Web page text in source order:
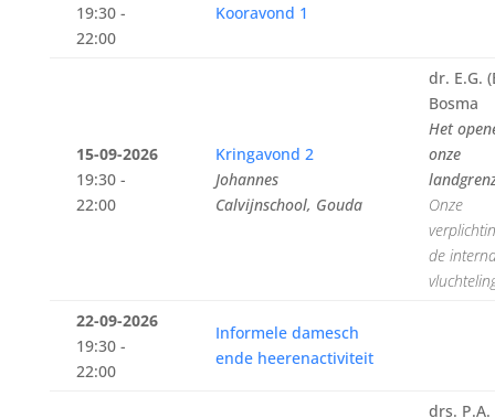
19:30 -
22:00
Kooravond 1
15-09-2026
19:30 -
22:00
Kringavond 2
Johannes
Calvijnschool, Gouda
dr. E.G.
Bosma
Het
onze
Onze
de
22-09-2026
19:30 -
22:00
Informele damesch
ende heerenactiviteit
drs. P.A.